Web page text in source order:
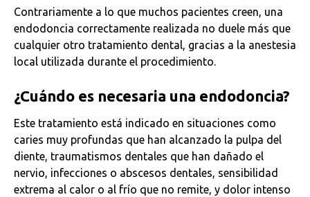
Contrariamente a lo que muchos pacientes creen, una
endodoncia correctamente realizada no duele más que
cualquier otro tratamiento dental, gracias a la anestesia
local utilizada durante el procedimiento.
¿Cuándo es necesaria una endodoncia?
Este tratamiento está indicado en situaciones como
caries muy profundas que han alcanzado la pulpa del
diente, traumatismos dentales que han dañado el
nervio, infecciones o abscesos dentales, sensibilidad
extrema al calor o al frío que no remite, y dolor intenso